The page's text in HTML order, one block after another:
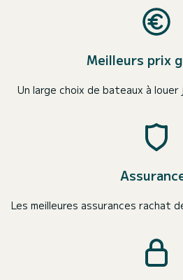
Meilleurs prix
Un large choix de bateaux à louer
Les meilleures assurances rachat